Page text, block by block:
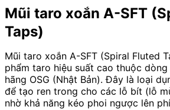
Mũi taro xoắn A-SFT
Taps)
Mũi taro xoắn A-SFT (Spiral Fluted
phẩm taro hiệu suất cao thuộc
hãng OSG (Nhật Bản). Đây là loại
để tạo ren trong cho các lỗ bít (lỗ
nhờ khả năng kéo phoi ngược lên